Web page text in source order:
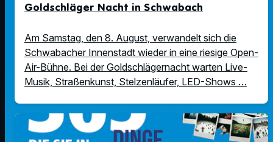
Goldschläger Nacht in Schwabach
Am Samstag, den 8. August, verwandelt sich die
Schwabacher Innenstadt wieder in eine riesige Open-
Air-Bühne. Bei der Goldschlägernacht warten Live-
Musik, Straßenkunst, Stelzenläufer, LED-Shows …